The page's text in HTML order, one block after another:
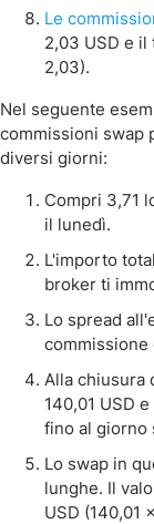
Le
2,03 USD e
2,03).
Nel seguente
commissioni swap
diversi giorni:
Compri 3,71
il lunedì.
L'importo
broker ti
Lo spread
commissione
Alla chiusura
140,01 USD
fino al giorno
Lo swap in
lunghe. Il
USD (140,01